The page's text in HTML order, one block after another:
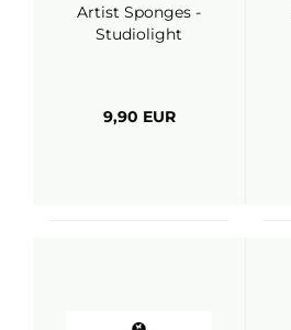
Artist Sponges -
Studiolight
9,90 EUR